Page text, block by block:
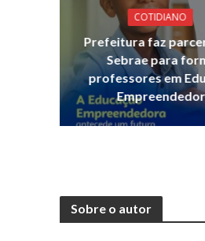
COTIDIANO
Prefeitura faz
Sebrae para
professores em
Sobre o autor